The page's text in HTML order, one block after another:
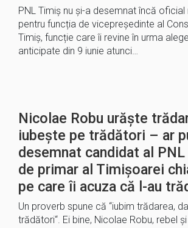
PNL Timiș nu și-a desemnat încă
pentru funcția de vicepreședinte al
Timiș, funcție care îi revine în urma
anticipate din 9 iunie atunci…
Nicolae Robu urăște
iubește pe trădători – ar
desemnat candidat al
de primar al Timișoarei
pe care îi acuza că l-au
Un proverb spune că “iubim trădarea,
trădători“. Ei bine, Nicolae Robu, rebel